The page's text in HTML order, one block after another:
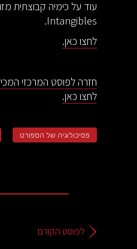
עוד על כימיה קבוצתית
Intangibles.
לחצו כאן.
חזרה לפוסט המרכזי
לחצו כאן.
פסיכולוגיה של הספורט
לפוסט הקודם